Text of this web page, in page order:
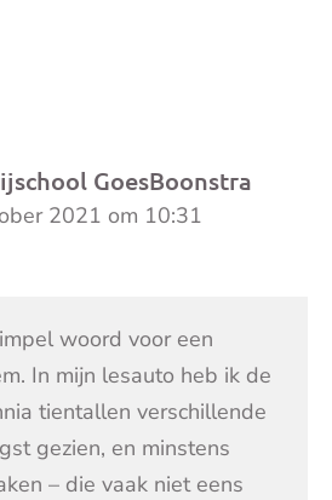
GoesBoonstra
2021 om 10:31
woord voor een
In mijn lesauto heb ik de
tientallen verschillende
gezien, en minstens
– die vaak niet eens